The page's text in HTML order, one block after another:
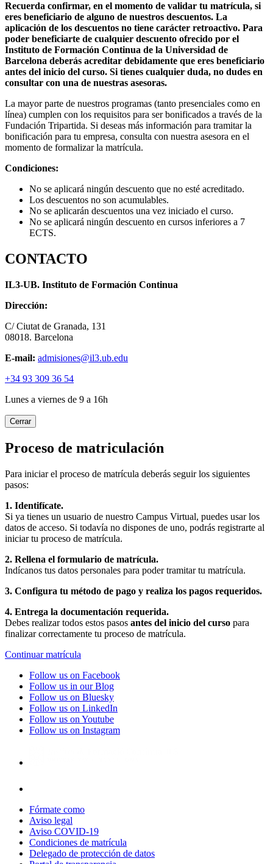
Recuerda confirmar, en el momento de validar tu matrícula, si
eres beneficiario de alguno de nuestros descuentos. La
aplicación de los descuentos no tiene carácter retroactivo. Para
poder beneficiarte de cualquier descuento ofrecido por el
Instituto de Formación Continua de la Universidad de
Barcelona deberás acreditar debidamente que eres beneficiario
antes del inicio del curso. Si tienes cualquier duda, no dudes en
consultar con una de nuestras asesoras.
La mayor parte de nuestros programas (tanto presenciales como en
línea) cumplen con los requisitos para ser bonificados a través de la
Fundación Tripartida. Si deseas más información para tramitar la
bonificación para tu empresa, consulta con nuestra asesora en el
momento de formalizar la matrícula.
Condiciones:
No se aplicará ningún descuento que no esté acreditado.
Los descuentos no son acumulables.
No se aplicarán descuentos una vez iniciado el curso.
No se aplicará ningún descuento en cursos inferiores a 7
ECTS.
CONTACTO
IL3-UB. Instituto de Formación Continua
Dirección:
C/ Ciutat de Granada, 131
08018. Barcelona
E-mail: admisiones@il3.ub.edu
+34 93 309 36 54
Lunes a viernes de 9 a 16h
Cerrar
Proceso de matriculación
Para iniciar el proceso de matrícula deberás seguir los siguientes
pasos:
1. Identifícate.
Si ya tienes un usuario de nuestro Campus Virtual, puedes usar los
datos de acceso. Si todavía no dispones de uno, podrás registrarte al
iniciar tu proceso de matrícula.
2. Rellena el formulario de matrícula.
Indícanos tus datos personales para poder tramitar tu matrícula.
3. Configura tu método de pago y realiza los pagos requeridos.
4. Entrega la documentación requerida.
Debes realizar todos estos pasos antes del inicio del curso para
finalizar correctamente tu proceso de matrícula.
Continuar matrícula
Follow us on Facebook
Follow us in our Blog
Follow us on Bluesky
Follow us on LinkedIn
Follow us on Youtube
Follow us on Instagram
Fórmate como
Aviso legal
Aviso COVID-19
Condiciones de matrícula
Delegado de protección de datos